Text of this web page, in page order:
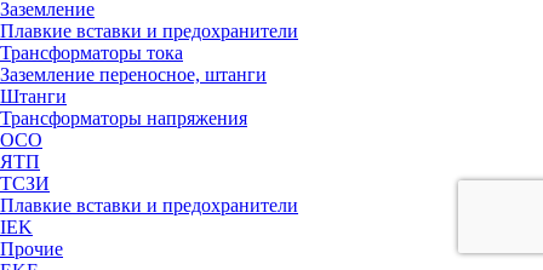
Заземление
Плавкие вставки и предохранители
Трансформаторы тока
Заземление переносное, штанги
Штанги
Трансформаторы напряжения
ОСО
ЯТП
ТСЗИ
Плавкие вставки и предохранители
IEK
Прочие